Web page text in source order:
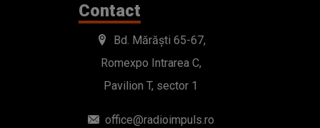
Contact
Bd. Mărăști 65-67,
Romexpo Intrarea C,
Pavilion T, sector 1
office@radioimpuls.ro